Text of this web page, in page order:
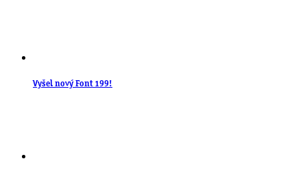
Vyšel nový Font 199!